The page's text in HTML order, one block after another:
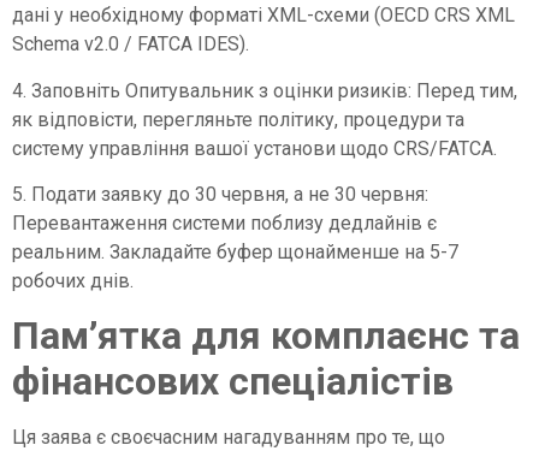
дані у необхідному форматі XML-схеми (OECD CRS XML
Schema v2.0 / FATCA IDES).
4. Заповніть Опитувальник з оцінки ризиків: Перед тим,
як відповісти, перегляньте політику, процедури та
систему управління вашої установи щодо CRS/FATCA.
5. Подати заявку до 30 червня, а не 30 червня:
Перевантаження системи поблизу дедлайнів є
реальним. Закладайте буфер щонайменше на 5-7
робочих днів.
Пам’ятка для комплаєнс та
фінансових спеціалістів
Ця заява є своєчасним нагадуванням про те, що